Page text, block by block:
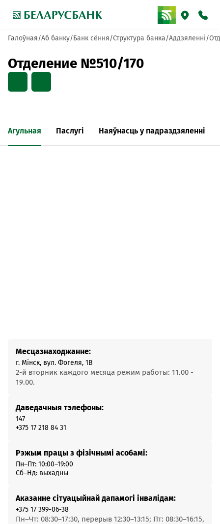
Галоўная Аб банку Банк сёння Структура банка Аддзяленні
Отделение №510/170
Агульная Паслугі Наяўнасць у падраздзяленні
Месцазнаходжанне:
г. Мінск, вул. Фогеля, 1В
2-й вторник каждого месяца режим работы: 11.00 -
19.00.
Даведачныя тэлефоны:
147
+375 17 218 84 31
Рэжым працы з фізічнымі асобамі:
Пн–Пт: 10:00–19:00
Сб–Нд: выхадны
Аказанне сітуацыйнай дапамогі інвалідам:
+375 17 399-06-38
Пн–Чт: 08:30–17:30, перерыв 12:30–13:15; Пт: 08:30–16:15,